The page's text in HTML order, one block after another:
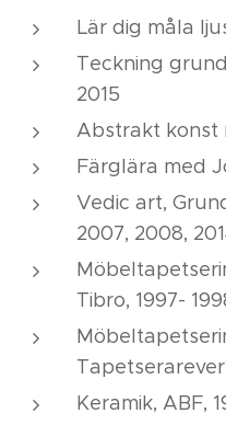
Lär dig måla
Teckning
2015
Abstrakt konst
Färglära med
Vedic art,
2007, 2008,
Tibro, 1997-
Keramik, ABF,